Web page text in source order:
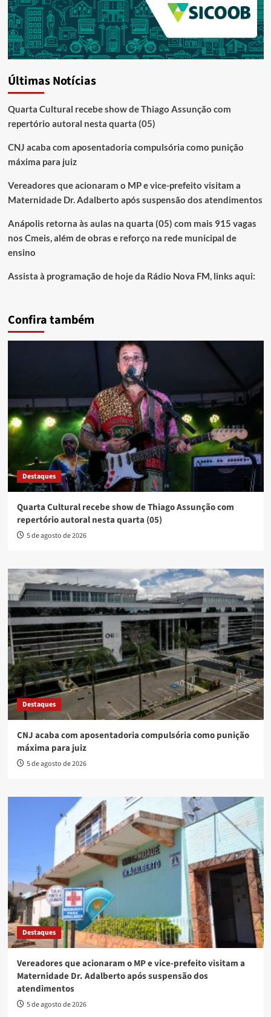
Últimas Notícias
Quarta Cultural recebe show de Thiago Assunção com
repertório autoral nesta quarta (05)
CNJ acaba com aposentadoria compulsória como punição
máxima para juiz
Vereadores que acionaram o MP e vice-prefeito visitam a
Maternidade Dr. Adalberto após suspensão dos atendimentos
Anápolis retorna às aulas na quarta (05) com mais 915 vagas
nos Cmeis, além de obras e reforço na rede municipal de
ensino
Assista à programação de hoje da Rádio Nova FM, links aqui:
Confira também
Destaques
Quarta Cultural recebe show de Thiago Assunção com
repertório autoral nesta quarta (05)
5 de agosto de 2026
Destaques
CNJ acaba com aposentadoria compulsória como punição
máxima para juiz
5 de agosto de 2026
Destaques
Vereadores que acionaram o MP e vice-prefeito visitam a
Maternidade Dr. Adalberto após suspensão dos
atendimentos
5 de agosto de 2026